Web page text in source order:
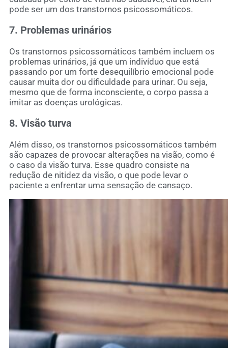
pode ser um dos transtornos psicossomáticos.
7. Problemas urinários
Os transtornos psicossomáticos também incluem os
problemas urinários, já que um indivíduo que está
passando por um forte desequilíbrio emocional pode
causar muita dor ou dificuldade para urinar. Ou seja,
mesmo que de forma inconsciente, o corpo passa a
imitar as doenças urológicas.
8. Visão turva
Além disso, os transtornos psicossomáticos também
são capazes de provocar alterações na visão, como é
o caso da visão turva. Esse quadro consiste na
redução de nitidez da visão, o que pode levar o
paciente a enfrentar uma sensação de cansaço.